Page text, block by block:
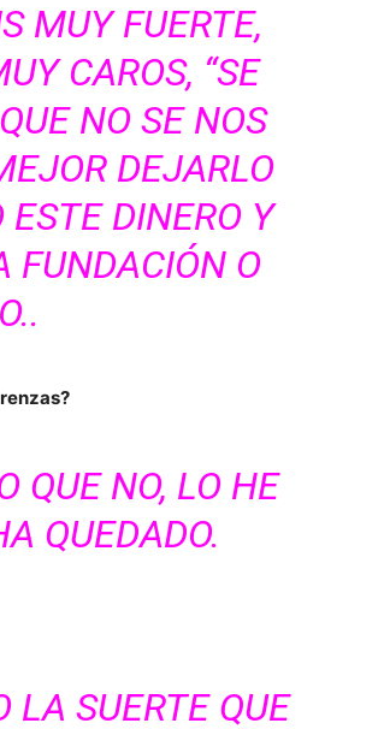
MUY FUERTE,
CAROS, “SE
NO SE NOS
DEJARLO
DINERO Y
FUNDACIÓN O
QUE NO, LO HE
QUEDADO.
LA SUERTE QUE